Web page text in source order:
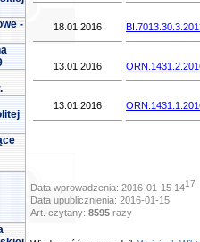
-
18.01.2016
13.01.2016
13.01.2016
Data wprowadzenia: 2016-01-15 1417
Data upublicznienia: 2016-01-15
Art. czytany: 8595 razy